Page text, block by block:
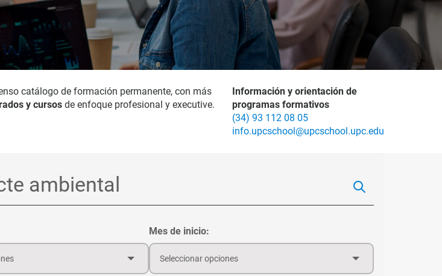
catálogo de formación permanente, con más
y cursos de enfoque profesional y executive.
Información y orientación de
programas formativos
(34) 93 112 08 05
info.upcschool@upcschool.upc.edu
Mes de inicio:
Seleccionar opciones